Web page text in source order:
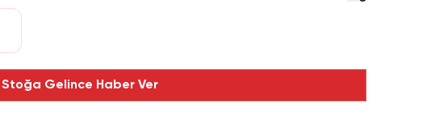
Stoğa Gelince Haber Ver